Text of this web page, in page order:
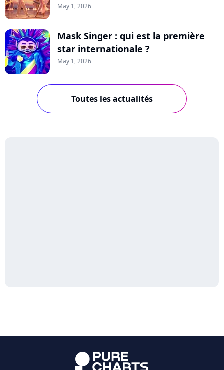
May 1, 2026
Mask Singer : qui est la première
star internationale ?
May 1, 2026
Toutes les actualités